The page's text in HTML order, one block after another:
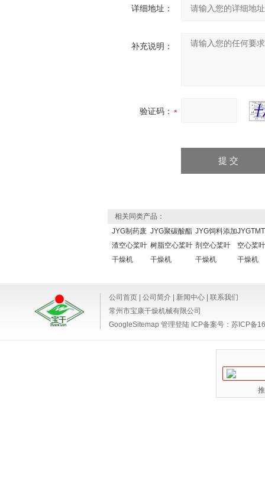
详细地址：
补充说明：
验证码：
相关同类产品：
JYG制药废
渣空心桨叶
干燥机
JYG聚碳酸酯
树脂空心桨叶
干燥机
JYG饲料添加
剂空心桨叶
干燥机
空心桨叶
干燥机
公司首页 公司简介 新闻中心
联系我们
常州市宝康干燥机械有限公司
GoogleSitemap 管理登陆 ICP备案号： 苏ICP备